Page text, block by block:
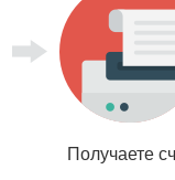
Получаете